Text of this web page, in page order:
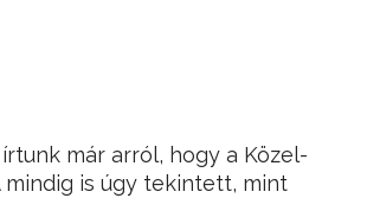
már arról, hogy a Közel-
mindig is úgy tekintett, mint